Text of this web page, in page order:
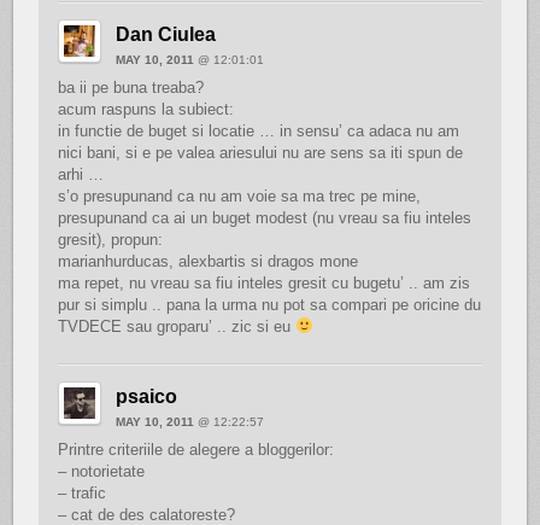
Dan Ciulea
MAY 10, 2011 @ 12:01:01
ba ii pe buna treaba?
acum raspuns la subiect:
in functie de buget si locatie … in sensu’ ca adaca nu am
nici bani, si e pe valea ariesului nu are sens sa iti spun de
arhi …
s’o presupunand ca nu am voie sa ma trec pe mine,
presupunand ca ai un buget modest (nu vreau sa fiu inteles
gresit), propun:
marianhurducas, alexbartis si dragos mone
ma repet, nu vreau sa fiu inteles gresit cu bugetu’ .. am zis
pur si simplu .. pana la urma nu pot sa compari pe oricine du
TVDECE sau groparu’ .. zic si eu
psaico
MAY 10, 2011 @ 12:22:57
Printre criteriile de alegere a bloggerilor:
– notorietate
– trafic
– cat de des calatoreste?